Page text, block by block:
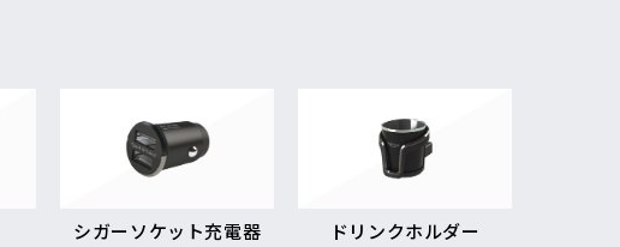
シガーソケット充電器 ドリンクホルダー